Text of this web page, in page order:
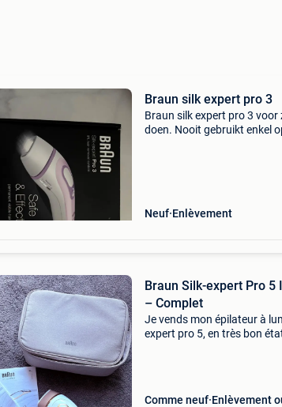
Braun silk expert pro 3
Braun silk expert pro 3
doen. Nooit gebruikt enkel
Neuf Enlèvement
Braun Silk-expert Pro 5
– Complet
Je vends mon épilateur à
expert pro 5, en très bon
Comme neuf Enlèvement